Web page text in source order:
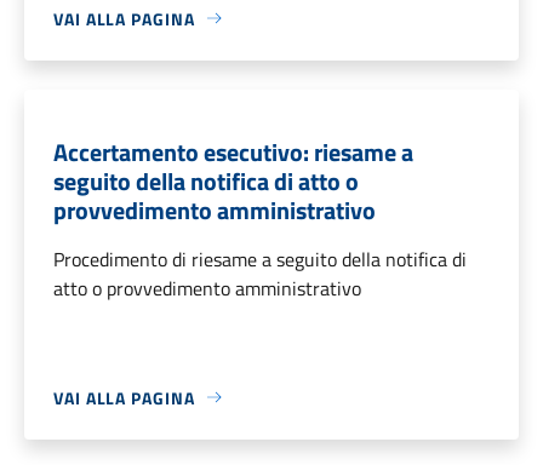
VAI ALLA PAGINA
Accertamento esecutivo: riesame a
seguito della notifica di atto o
provvedimento amministrativo
Procedimento di riesame a seguito della notifica di
atto o provvedimento amministrativo
VAI ALLA PAGINA